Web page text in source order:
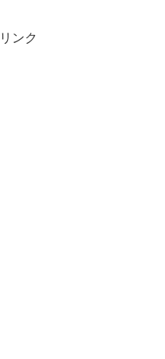
ンク